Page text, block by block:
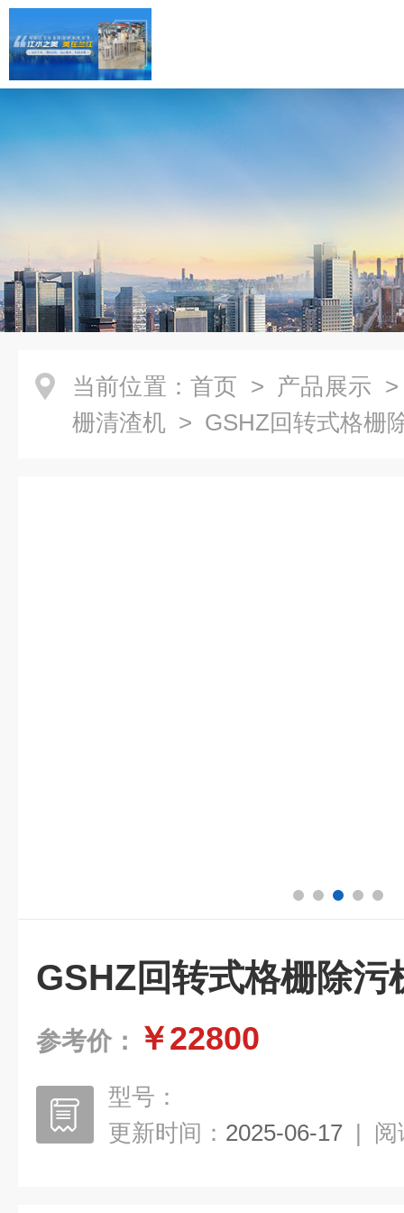
当前位置： 首页 > 产品展示
栅清渣机 > GSHZ回转式格栅
GSHZ回转式格栅除污
参考价： ￥22800
型号：
更新时间： 2025-06-17 | 阅